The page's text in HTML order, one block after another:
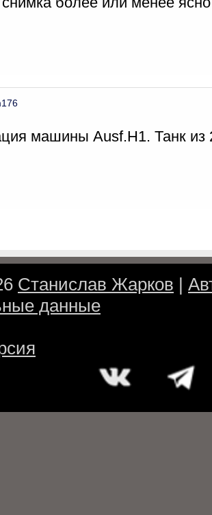
машины Ausf.H1. Танк из
Станислав Жарков |
данные